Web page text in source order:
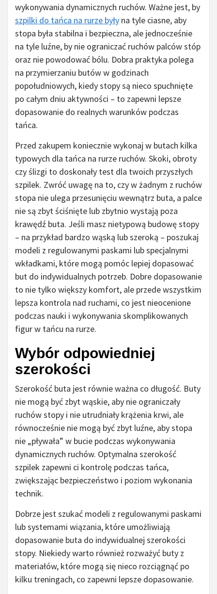
wykonywania dynamicznych ruchów. Ważne jest, by
szpilki do tańca na rurze były na tyle ciasne, aby
stopa była stabilna i bezpieczna, ale jednocześnie
na tyle luźne, by nie ograniczać ruchów palców stóp
oraz nie powodować bólu. Dobra praktyka polega
na przymierzaniu butów w godzinach
popołudniowych, kiedy stopy są nieco spuchnięte
po całym dniu aktywności – to zapewni lepsze
dopasowanie do realnych warunków podczas
tańca.
Przed zakupem koniecznie wykonaj w butach kilka
typowych dla tańca na rurze ruchów. Skoki, obroty
czy ślizgi to doskonały test dla twoich przyszłych
szpilek. Zwróć uwagę na to, czy w żadnym z ruchów
stopa nie ulega przesunięciu wewnątrz buta, a palce
nie są zbyt ściśnięte lub zbytnio wystają poza
krawędź buta. Jeśli masz nietypową budowę stopy
– na przykład bardzo wąską lub szeroką – poszukaj
modeli z regulowanymi paskami lub specjalnymi
wkładkami, które mogą pomóc lepiej dopasować
but do indywidualnych potrzeb. Dobre dopasowanie
to nie tylko większy komfort, ale przede wszystkim
lepsza kontrola nad ruchami, co jest nieocenione
podczas nauki i wykonywania skomplikowanych
figur w tańcu na rurze.
Wybór odpowiedniej
szerokości
Szerokość buta jest równie ważna co długość. Buty
nie mogą być zbyt wąskie, aby nie ograniczały
ruchów stopy i nie utrudniały krążenia krwi, ale
równocześnie nie mogą być zbyt luźne, aby stopa
nie „pływała” w bucie podczas wykonywania
dynamicznych ruchów. Optymalna szerokość
szpilek zapewni ci kontrolę podczas tańca,
zwiększając bezpieczeństwo i poziom wykonania
technik.
Dobrze jest szukać modeli z regulowanymi paskami
lub systemami wiązania, które umożliwiają
dopasowanie buta do indywidualnej szerokości
stopy. Niekiedy warto również rozważyć buty z
materiałów, które mogą się nieco rozciągnąć po
kilku treningach, co zapewni lepsze dopasowanie.